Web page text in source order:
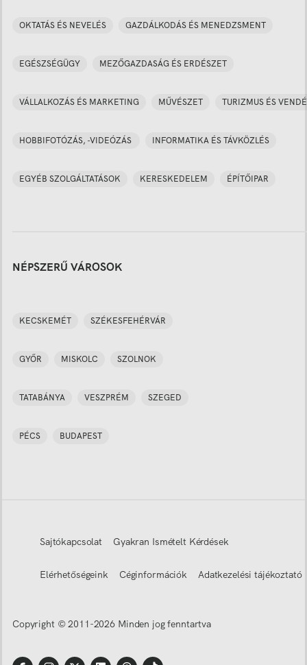
OKTATÁS ÉS NEVELÉS GAZDÁLKODÁS ÉS MENEDZSMENT
EGÉSZSÉGÜGY MEZŐGAZDASÁG ÉS ERDÉSZET
VÁLLALKOZÁS ÉS MARKETING MŰVÉSZET TURIZMUS ÉS
HOBBIFOTÓZÁS, -VIDEÓZÁS INFORMATIKA ÉS TÁVKÖZLÉS
EGYÉB SZOLGÁLTATÁSOK KERESKEDELEM ÉPÍTŐIPAR
NÉPSZERŰ VÁROSOK
KECSKEMÉT SZÉKESFEHÉRVÁR
GYŐR MISKOLC SZOLNOK
TATABÁNYA VESZPRÉM SZEGED
PÉCS BUDAPEST
Sajtókapcsolat Gyakran Ismételt Kérdések
Elérhetőségeink Céginformációk Adatkezelési tájékoztató
Copyright © 2011-2026 Minden jog fenntartva